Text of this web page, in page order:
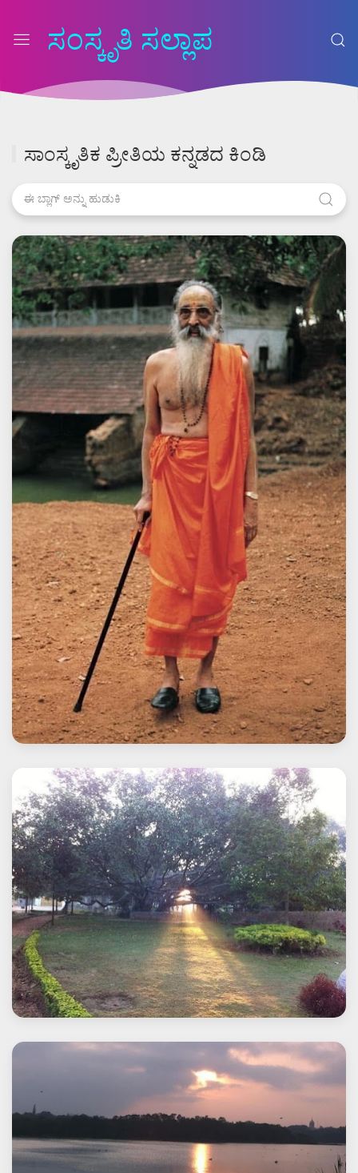
ಸಂಸ್ಕೃತಿ ಸಲ್ಲಾಪ
ಸಾಂಸ್ಕೃತಿಕ ಪ್ರೀತಿಯ ಕನ್ನಡದ ಕಿಂಡಿ